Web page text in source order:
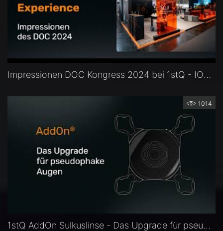
Impressionen DOC Kongress 2024 bei 1stQ - IOL Experience - Intraokularlinsen vorab erleben!
1014
1stQ AddOn Sulkuslinse - Das Upgrade für pseuophake Augen